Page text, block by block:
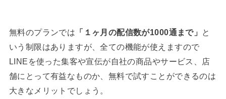
無料のプランでは 「１ヶ月の配信数が1000通まで」
と
いう制限はありますが、全ての機能が使えますので
LINEを使った集客や宣伝が自社の商品やサービス、店
舗にとって有益なものか、無料で試すことができるのは
大きなメリットでしょう。